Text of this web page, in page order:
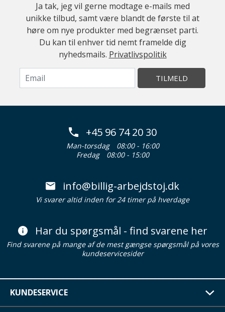
Ja tak, jeg vil gerne modtage e-mails med
unikke tilbud, samt være blandt de første til at
høre om nye produkter med begrænset parti.
Du kan til enhver tid nemt framelde dig
nyhedsmails. Privatlivspolitik
TILMELD
+45 96 74 20 30
Man-torsdag
08:00 - 16:00
Fredag
08:00 - 15:00
info@billig-arbejdstoj.dk
Vi svarer altid inden for 24 timer på hverdage
Har du spørgsmål - find svarene her
Find svarene på mange af de mest gængse spørgsmål på vores
kundeservicesider
KUNDESERVICE